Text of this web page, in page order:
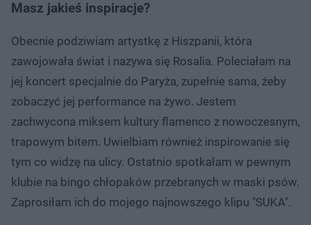
Masz jakieś inspiracje?
Obecnie podziwiam artystkę z Hiszpanii, która
zawojowała świat i nazywa się Rosalia. Poleciałam na
jej koncert specjalnie do Paryża, zupełnie sama, żeby
zobaczyć jej performance na żywo. Jestem
zachwycona miksem kultury flamenco z nowoczesnym,
trapowym bitem. Uwielbiam również inspirowanie się
tym co widzę na ulicy. Ostatnio spotkałam w pewnym
klubie na bingo chłopaków przebranych w maski psów.
Zaprosiłam ich do mojego najnowszego klipu "SUKA".